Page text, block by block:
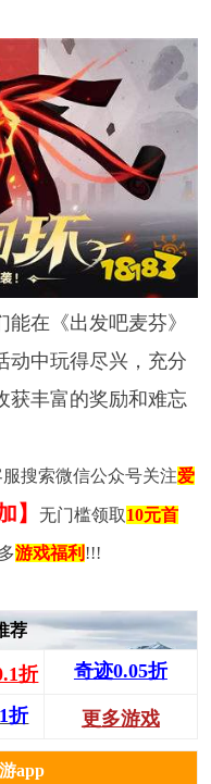
在《出发吧麦芬》
动中玩得尽兴，充分
获丰富的奖励和难忘
搜索微信公众号关注爱
】 无门槛领取10元首
游戏福利 !!!
荐
折 奇迹0.05折
折 更多游戏
app